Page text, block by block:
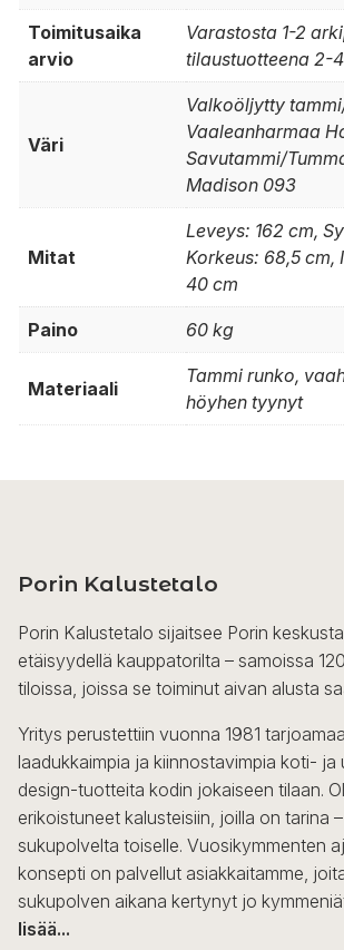
Toimitusaika
arvio
Varastosta 1-2
tilaustuotteena 2-
Väri
Valkoöljytty
Vaaleanharmaa
Savutammi/
Madison 093
Mitat
Leveys: 162 cm,
Korkeus: 68,5 cm,
40 cm
Paino 60 kg
Materiaali
Tammi runko,
höyhen tyynyt
Porin Kalustetalo
Porin Kalustetalo sijaitsee Porin
etäisyydellä kauppatorilta – samoissa
tiloissa, joissa se toiminut aivan alusta
Yritys perustettiin vuonna 1981
laadukkaimpia ja kiinnostavimpia koti- ja
design-tuotteita kodin jokaiseen tilaan.
erikoistuneet kalusteisiin, joilla on tarina
sukupolvelta toiselle. Vuosikymmenten
konsepti on palvellut asiakkaitamme,
sukupolven aikana kertynyt jo
lisää...